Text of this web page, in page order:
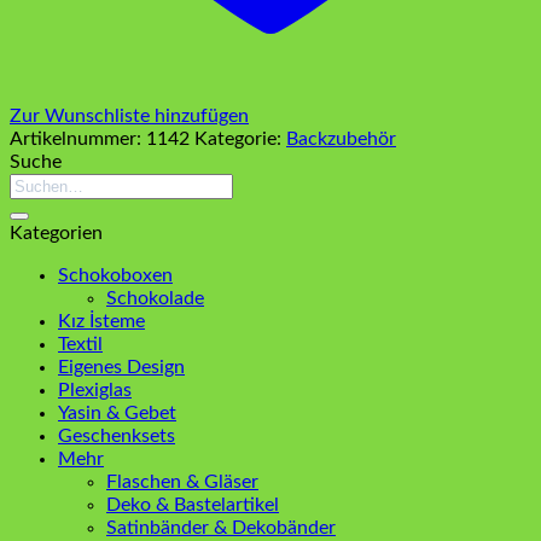
Zur Wunschliste hinzufügen
Artikelnummer: 1142 Kategorie: Backzubehör
Suche
Suchen
Kategorien
Schokoboxen
Schokolade
Kız İsteme
Textil
Eigenes Design
Plexiglas
Yasin & Gebet
Geschenksets
Mehr
Flaschen & Gläser
Deko & Bastelartikel
Satinbänder & Dekobänder